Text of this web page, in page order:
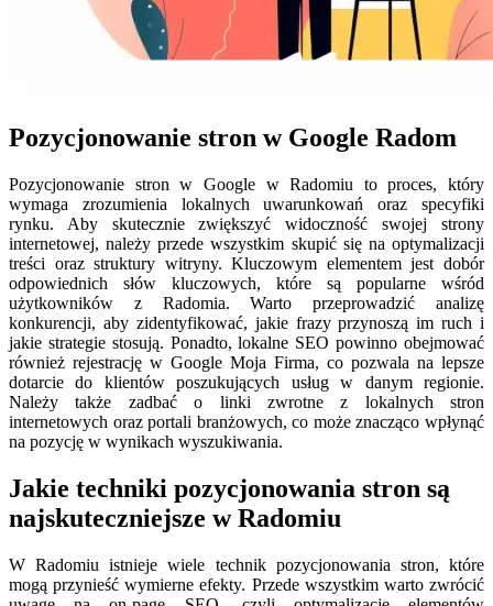
Pozycjonowanie stron w Google Radom
Pozycjonowanie stron w Google w Radomiu to proces, który
wymaga zrozumienia lokalnych uwarunkowań oraz specyfiki
rynku. Aby skutecznie zwiększyć widoczność swojej strony
internetowej, należy przede wszystkim skupić się na optymalizacji
treści oraz struktury witryny. Kluczowym elementem jest dobór
odpowiednich słów kluczowych, które są popularne wśród
użytkowników z Radomia. Warto przeprowadzić analizę
konkurencji, aby zidentyfikować, jakie frazy przynoszą im ruch i
jakie strategie stosują. Ponadto, lokalne SEO powinno obejmować
również rejestrację w Google Moja Firma, co pozwala na lepsze
dotarcie do klientów poszukujących usług w danym regionie.
Należy także zadbać o linki zwrotne z lokalnych stron
internetowych oraz portali branżowych, co może znacząco wpłynąć
na pozycję w wynikach wyszukiwania.
Jakie techniki pozycjonowania stron są
najskuteczniejsze w Radomiu
W Radomiu istnieje wiele technik pozycjonowania stron, które
mogą przynieść wymierne efekty. Przede wszystkim warto zwrócić